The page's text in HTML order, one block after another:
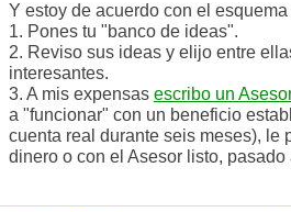
Y estoy de acuerdo con el esquema
1. Pones tu "banco de ideas".
2. Reviso sus ideas y elijo entre
interesantes.
3. A mis expensas escribo un Asesor
a "funcionar" con un beneficio
cuenta real durante seis meses), le
dinero o con el Asesor listo, pasado